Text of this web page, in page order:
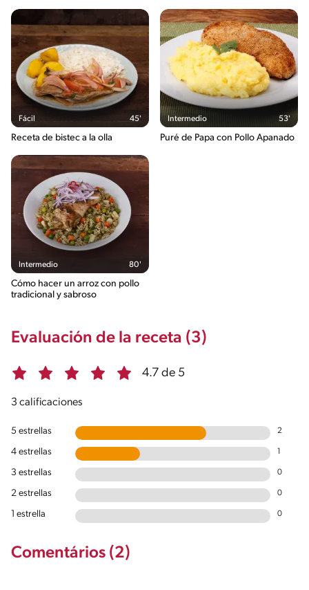
Sugar
9g / 0%
Sodio
937g / 0%
Salt
2.3g / %
Fácil 45'
Receta de bistec a la olla
Intermedio 53'
Puré de Papa con Pollo Apanado
Intermedio 80'
Cómo hacer un arroz con pollo
tradicional y sabroso
Evaluación de la receta (3)
4.7 de 5
3 calificaciones
5 estrellas 2
4 estrellas 1
3 estrellas 0
2 estrellas 0
1 estrella 0
Comentários (2)